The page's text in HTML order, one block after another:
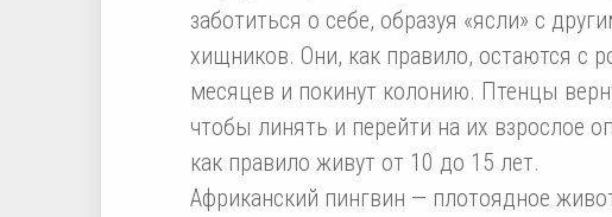
заботиться о себе, образуя «ясли» с
хищников. Они, как правило, остаются с
месяцев и покинут колонию. Птенцы
чтобы линять и перейти на их взрослое
как правило живут от 10 до 15 лет.
Африканский пингвин — плотоядное